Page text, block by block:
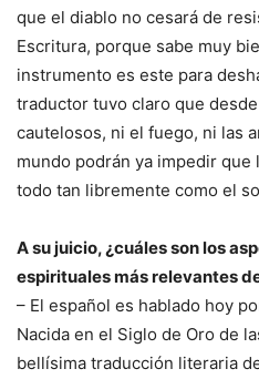
que el diablo no cesará de
Escritura, porque sabe muy
instrumento es este para
traductor tuvo claro que
cautelosos, ni el fuego, ni las
mundo podrán ya impedir que
todo tan libremente como el
A su juicio, ¿cuáles son los
espirituales más relevantes
– El español es hablado hoy
Nacida en el Siglo de Oro de
bellísima traducción literaria